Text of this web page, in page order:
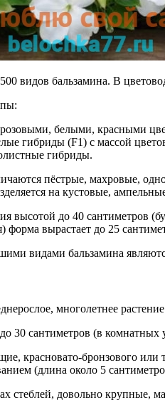
видов бальзамина. В
белыми, красными
гибриды (F1) с массой
гибриды.
пёстрые, махровые,
на кустовые,
высотой до 40 сантиметров
форма вырастает до 25
видами бальзамина
многолетнее
30 сантиметров (в
красновато-бронзового
(длина около 5
стеблей, довольно крупные,